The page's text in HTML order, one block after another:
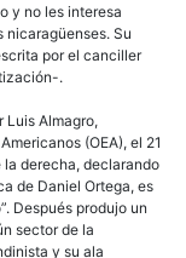
y no les interesa
nicaragüenses. Su
por el canciller
.
Luis Almagro,
(OEA), el 21
derecha, declarando
de Daniel Ortega, es
Después produjo un
sector de la
y su ala